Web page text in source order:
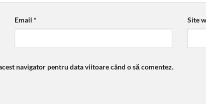
Email* Site
navigator pentru data viitoare când o să comentez.